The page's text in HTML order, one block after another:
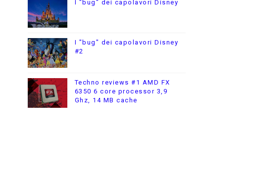
I "bug" dei capolavori Disney
I "bug" dei capolavori Disney
#2
Techno reviews #1 AMD FX
6350 6 core processor 3,9
Ghz, 14 MB cache